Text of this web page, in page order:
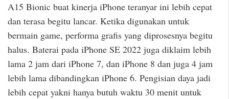
A15 Bionic buat kinerja iPhone teranyar ini lebih cepat
dan terasa begitu lancar. Ketika digunakan untuk
bermain game, performa grafis yang diprosesnya begitu
halus. Baterai pada iPhone SE 2022 juga diklaim lebih
lama 2 jam dari iPhone 7, dan iPhone 8 dan juga 4 jam
lebih lama dibandingkan iPhone 6. Pengisian daya jadi
lebih cepat yakni hanya butuh waktu 30 menit untuk